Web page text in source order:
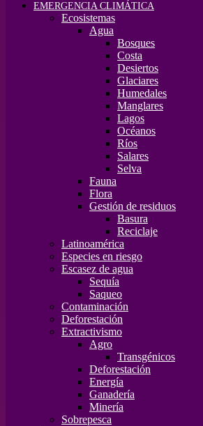
EMERGENCIA CLIMÁTICA
Ecosistemas
Agua
Bosques
Costa
Desiertos
Glaciares
Humedales
Manglares
Lagos
Océanos
Ríos
Salares
Selva
Fauna
Flora
Gestión de residuos
Basura
Reciclaje
Latinoamérica
Especies en riesgo
Escasez de agua
Sequía
Saqueo
Contaminación
Deforestación
Extractivismo
Agro
Transgénicos
Deforestación
Energía
Ganadería
Minería
Sobrepesca